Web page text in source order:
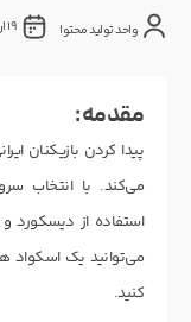
واحد تولید محتوا 19 اردیبهشت 1405 17:41:15
مقدمه :
پیدا کردن بازیکنان
می‌کند. با انتخاب
استفاده از دیسکورد
می‌توانید یک اسکواد
کنید.